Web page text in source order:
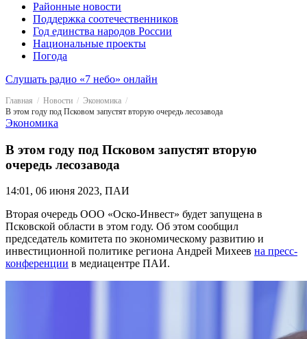
Районные новости
Поддержка соотечественников
Год единства народов России
Национальные проекты
Погода
Слушать радио «7 небо» онлайн
Главная Новости
Экономика
В этом году под Псковом запустят вторую очередь лесозавода
Экономика
В этом году под Псковом запустят вторую
очередь лесозавода
14:01, 06 июня 2023, ПАИ
Вторая очередь ООО «Оско-Инвест» будет запущена в
Псковской области в этом году. Об этом сообщил
председатель комитета по экономическому развитию и
инвестиционной политике региона Андрей Михеев на пресс-
конференции в медиацентре ПАИ.